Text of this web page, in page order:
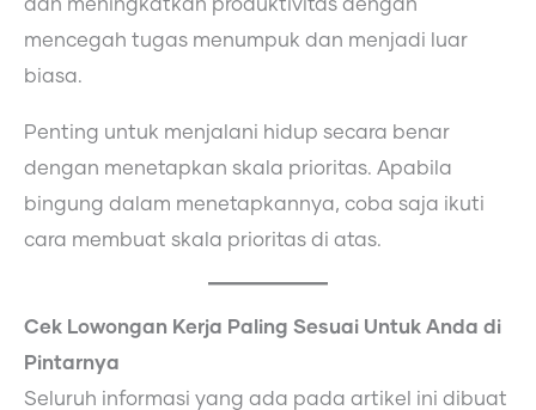
dan meningkatkan produktivitas dengan
mencegah tugas menumpuk dan menjadi luar
biasa.
Penting untuk menjalani hidup secara benar
dengan menetapkan skala prioritas. Apabila
bingung dalam menetapkannya, coba saja ikuti
cara membuat skala prioritas di atas.
Cek Lowongan Kerja Paling Sesuai Untuk Anda di
Pintarnya
Seluruh informasi yang ada pada artikel ini dibuat